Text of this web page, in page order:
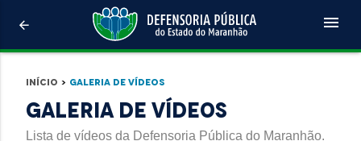
arrow_back menu
Início > Galeria de Vídeos
Galeria de Vídeos
Lista de vídeos da Defensoria Pública do Maranhão.